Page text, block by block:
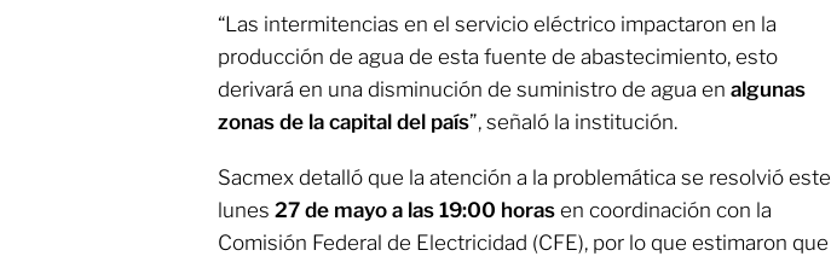
“Las intermitencias en el servicio eléctrico impactaron en la
producción de agua de esta fuente de abastecimiento, esto
derivará en una disminución de suministro de agua en algunas
zonas de la capital del país”, señaló la institución.
Sacmex detalló que la atención a la problemática se resolvió este
lunes 27 de mayo a las 19:00 horas en coordinación con la
Comisión Federal de Electricidad (CFE), por lo que estimaron que